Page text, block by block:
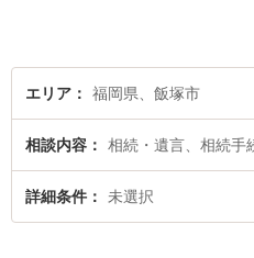
エリア 福岡県、飯塚市
相談内容 相続・遺言、相続手
詳細条件 未選択